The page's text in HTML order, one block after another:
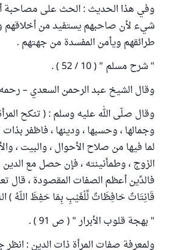
وفي هذا الحديث : الحث على مصاحبة
شيء لأن صاحبهم يستفيد من
طرائقهم ويأمن المفسدة من جهتهم .
" شرح مسلم " ( 10 / 52 ) .
وقال الشيخ عبد الرحمن السعدي – رحمه
وقال صلّى الله عليه وسلم : ( تنكح المرأة
وجمالها ، وحسبها ، ودينها ، فاظفر
لما فيها من صلاح الأحوال ، والبيت ،
الزوج ، وطمأنينته ، فإن حصل مع الدين
فالدِّين أعظم الصفات المقصودة ، قال
قَانِتَاتٌ حَافِظَاتٌ لِّلْغَيْبِ بِمَا حَفِظَ اللّهُ )
" بهجة قلوب الأبرار " ( ص 91 ) .
ولمعرفة صفات المرأة ذات الدين :